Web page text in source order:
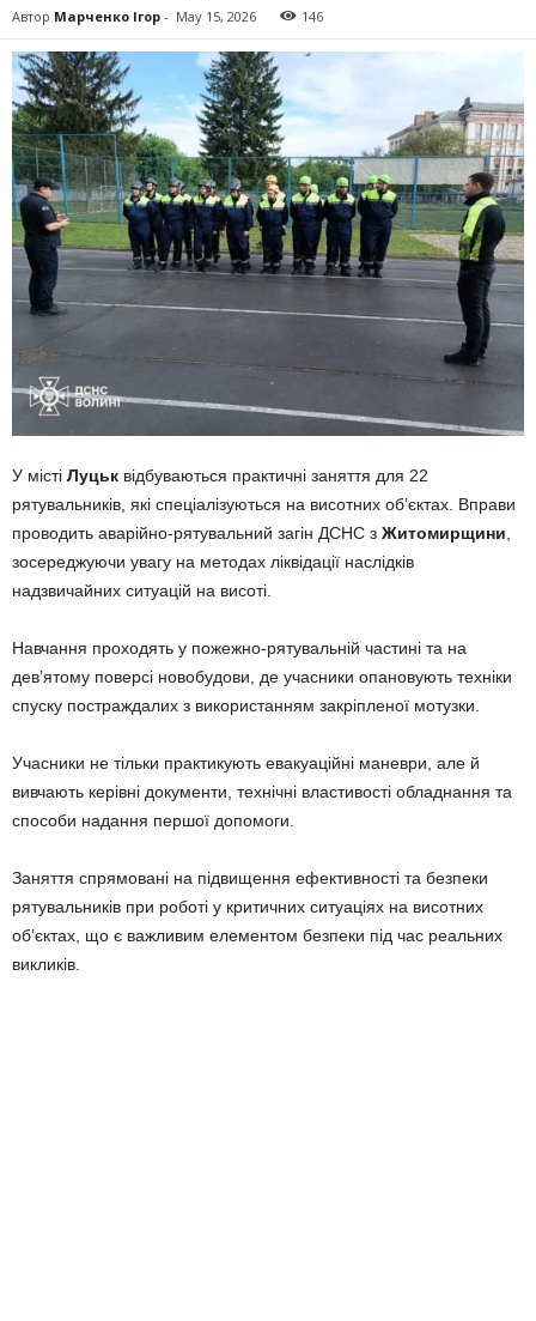
Автор Марченко Ігор - May 15, 2026 146
У місті Луцьк відбуваються практичні заняття для 22
рятувальників, які спеціалізуються на висотних об’єктах. Вправи
проводить аварійно-рятувальний загін ДСНС з Житомирщини
зосереджуючи увагу на методах ліквідації наслідків
надзвичайних ситуацій на висоті.
Навчання проходять у пожежно-рятувальній частині та на
дев’ятому поверсі новобудови, де учасники опановують техніки
спуску постраждалих з використанням закріпленої мотузки.
Учасники не тільки практикують евакуаційні маневри, але й
вивчають керівні документи, технічні властивості обладнання та
способи надання першої допомоги.
Заняття спрямовані на підвищення ефективності та безпеки
рятувальників при роботі у критичних ситуаціях на висотних
об’єктах, що є важливим елементом безпеки під час реальних
викликів.